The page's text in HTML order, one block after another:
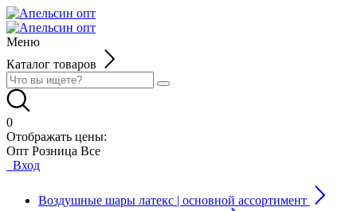
Меню
Каталог товаров
0
Отображать цены:
Опт Розница Все
Вход
Воздушные шары латекс | основной ассортимент